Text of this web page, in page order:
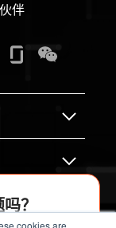
cookies are
伴
？